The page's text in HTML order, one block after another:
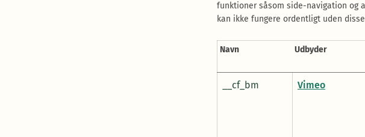
funktioner såsom side-navigation og
kan ikke fungere ordentligt uden
Navn Udbyder
__cf_bm Vimeo